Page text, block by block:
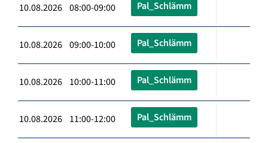
10.08.2026 08:00-09:00 Pal_Schlämm
10.08.2026 09:00-10:00 Pal_Schlämm
10.08.2026 10:00-11:00 Pal_Schlämm
10.08.2026 11:00-12:00 Pal_Schlämm